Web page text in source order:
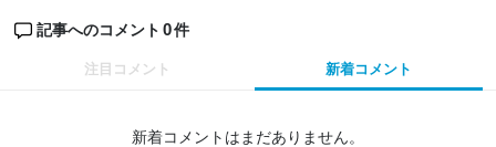
記事へのコメント 0件
注目コメント 新着コメント
新着コメントはまだありません。